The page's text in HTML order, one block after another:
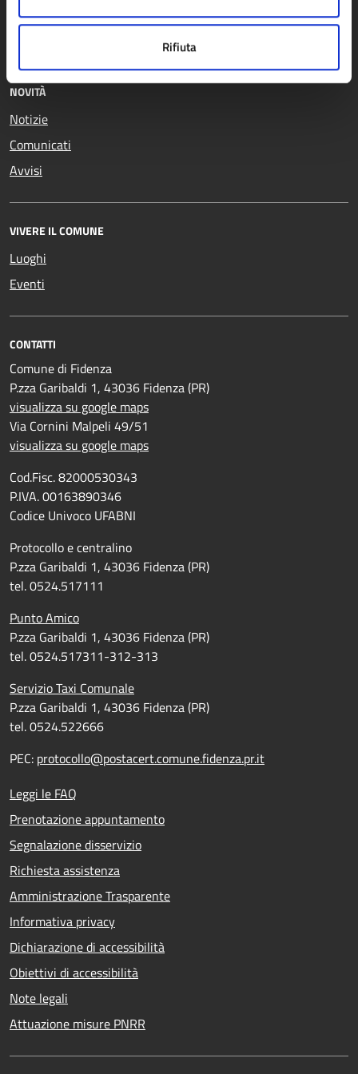
Rifiuta
Educazione e formazione
Giustizia e sicurezza pubblica
Vita lavorativa
NOVITÀ
Notizie
Comunicati
Avvisi
VIVERE IL COMUNE
Luoghi
Eventi
CONTATTI
Comune di Fidenza
P.zza Garibaldi 1, 43036 Fidenza (PR)
visualizza su google maps
Via Cornini Malpeli 49/51
visualizza su google maps
Cod.Fisc. 82000530343
P.IVA. 00163890346
Codice Univoco UFABNI
Protocollo e centralino
P.zza Garibaldi 1, 43036 Fidenza (PR)
tel. 0524.517111
Punto Amico
P.zza Garibaldi 1, 43036 Fidenza (PR)
tel. 0524.517311-312-313
Servizio Taxi Comunale
P.zza Garibaldi 1, 43036 Fidenza (PR)
tel. 0524.522666
PEC: protocollo@postacert.comune.fidenza.pr.it
Leggi le FAQ
Prenotazione appuntamento
Segnalazione disservizio
Richiesta assistenza
Amministrazione Trasparente
Informativa privacy
Dichiarazione di accessibilità
Obiettivi di accessibilità
Note legali
Attuazione misure PNRR